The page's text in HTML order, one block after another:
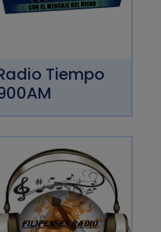
Tiempo